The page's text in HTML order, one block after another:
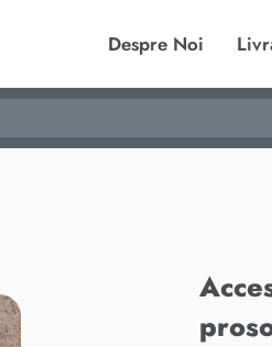
Despre Noi